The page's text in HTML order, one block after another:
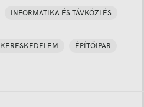
INFORMATIKA ÉS TÁVKÖZLÉS
KERESKEDELEM ÉPÍTŐIPAR